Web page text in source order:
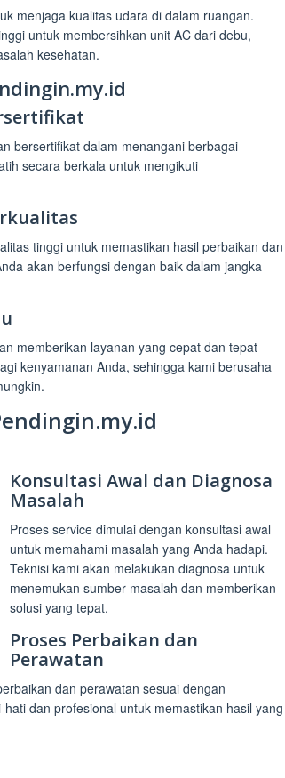
menjaga kualitas udara di dalam ruangan.
untuk membersihkan unit AC dari debu,
kesehatan.
bersertifikat dalam menangani berbagai
secara berkala untuk mengikuti
tinggi untuk memastikan hasil perbaikan dan
akan berfungsi dengan baik dalam jangka
memberikan layanan yang cepat dan tepat
kenyamanan Anda, sehingga kami berusaha
Konsultasi Awal dan Diagnosa
Masalah
Proses service dimulai dengan konsultasi awal
untuk memahami masalah yang Anda hadapi.
Teknisi kami akan melakukan diagnosa untuk
menemukan sumber masalah dan memberikan
solusi yang tepat.
Proses Perbaikan dan
Perawatan
dan perawatan sesuai dengan
dan profesional untuk memastikan hasil yang